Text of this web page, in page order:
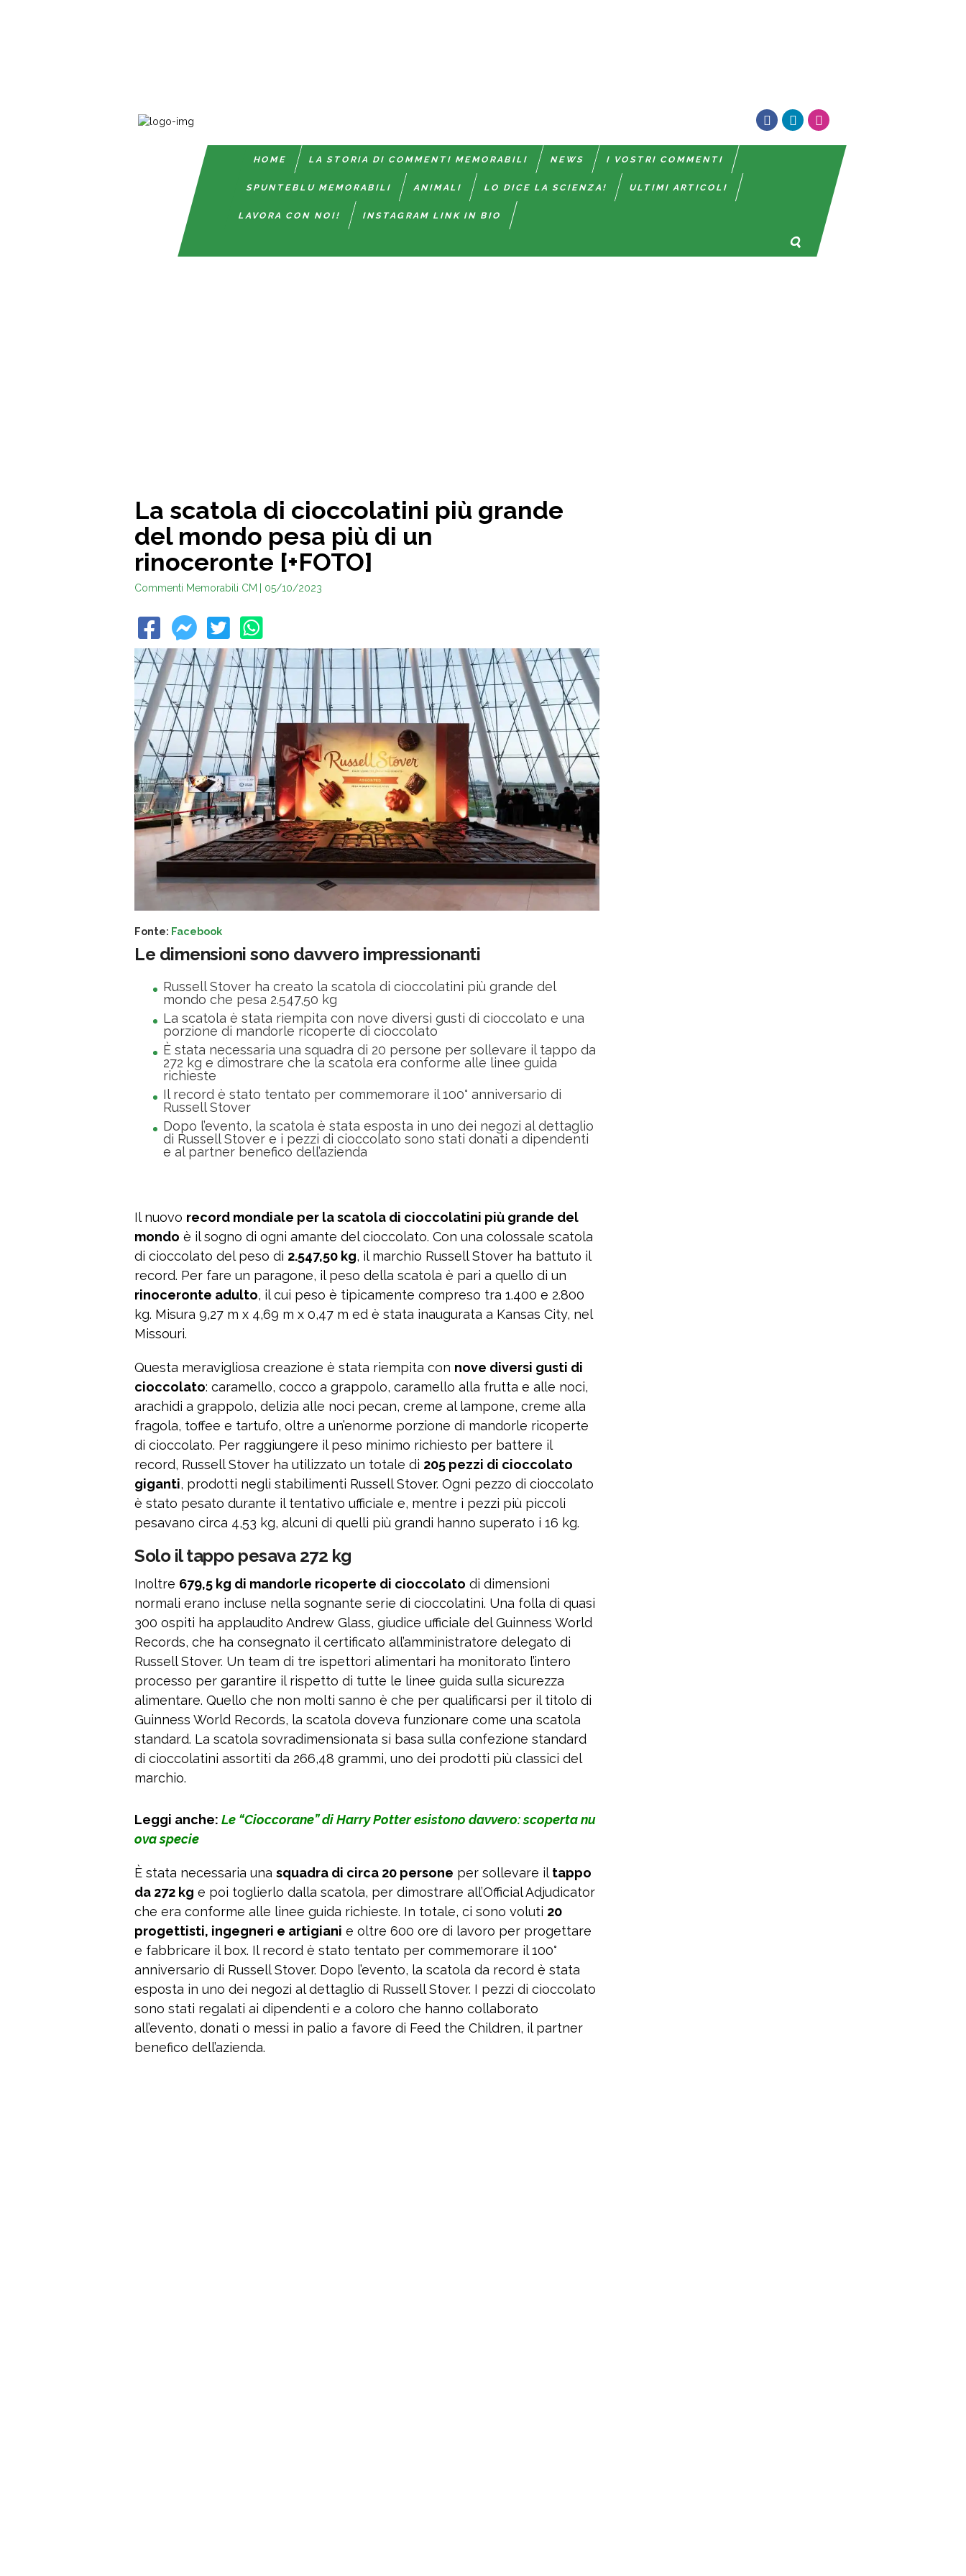
HOME LA STORIA DI COMMENTI MEMORABILI NEWS I VOSTRI COMMENTI
SPUNTEBLU MEMORABILI ANIMALI LO DICE LA SCIENZA! ULTIMI ARTICOLI
LAVORA CON NOI! INSTAGRAM LINK IN BIO
La scatola di cioccolatini più grande
del mondo pesa più di un
rinoceronte [+FOTO]
Commenti Memorabili CM | 05/10/2023
Fonte: Facebook
Le dimensioni sono davvero impressionanti
Russell Stover ha creato la scatola di cioccolatini più grande del
mondo che pesa 2.547,50 kg
La scatola è stata riempita con nove diversi gusti di cioccolato e una
porzione di mandorle ricoperte di cioccolato
È stata necessaria una squadra di 20 persone per sollevare il tappo da
272 kg e dimostrare che la scatola era conforme alle linee guida
richieste
Il record è stato tentato per commemorare il 100° anniversario di
Russell Stover
Dopo l’evento, la scatola è stata esposta in uno dei negozi al dettaglio
di Russell Stover e i pezzi di cioccolato sono stati donati a dipendenti
e al partner benefico dell’azienda
Il nuovo record mondiale per la scatola di cioccolatini più grande del
mondo è il sogno di ogni amante del cioccolato. Con una colossale scatola
di cioccolato del peso di 2.547,50 kg, il marchio Russell Stover ha battuto il
record. Per fare un paragone, il peso della scatola è pari a quello di un
rinoceronte adulto, il cui peso è tipicamente compreso tra 1.400 e 2.800
kg. Misura 9,27 m x 4,69 m x 0,47 m ed è stata inaugurata a Kansas City, nel
Missouri.
Questa meravigliosa creazione è stata riempita con nove diversi gusti di
cioccolato: caramello, cocco a grappolo, caramello alla frutta e alle noci,
arachidi a grappolo, delizia alle noci pecan, creme al lampone, creme alla
fragola, toffee e tartufo, oltre a un’enorme porzione di mandorle ricoperte
di cioccolato. Per raggiungere il peso minimo richiesto per battere il
record, Russell Stover ha utilizzato un totale di 205 pezzi di cioccolato
giganti, prodotti negli stabilimenti Russell Stover. Ogni pezzo di cioccolato
è stato pesato durante il tentativo ufficiale e, mentre i pezzi più piccoli
pesavano circa 4,53 kg, alcuni di quelli più grandi hanno superato i 16 kg.
Solo il tappo pesava 272 kg
Inoltre 679,5 kg di mandorle ricoperte di cioccolato di dimensioni
normali erano incluse nella sognante serie di cioccolatini. Una folla di quasi
300 ospiti ha applaudito Andrew Glass, giudice ufficiale del Guinness World
Records, che ha consegnato il certificato all’amministratore delegato di
Russell Stover. Un team di tre ispettori alimentari ha monitorato l’intero
processo per garantire il rispetto di tutte le linee guida sulla sicurezza
alimentare. Quello che non molti sanno è che per qualificarsi per il titolo di
Guinness World Records, la scatola doveva funzionare come una scatola
standard. La scatola sovradimensionata si basa sulla confezione standard
di cioccolatini assortiti da 266,48 grammi, uno dei prodotti più classici del
marchio.
Leggi anche: Le “Cioccorane” di Harry Potter esistono davvero: scoperta nu
ova specie
È stata necessaria una squadra di circa 20 persone per sollevare iltappo
da 272 kg e poi toglierlo dalla scatola, per dimostrare all’Official Adjudicator
che era conforme alle linee guida richieste. In totale, ci sono voluti 20
progettisti, ingegneri e artigiani e oltre 600 ore di lavoro per progettare
e fabbricare il box. Il record è stato tentato per commemorare il 100°
anniversario di Russell Stover. Dopo l’evento, la scatola da record è stata
esposta in uno dei negozi al dettaglio di Russell Stover. I pezzi di cioccolato
sono stati regalati ai dipendenti e a coloro che hanno collaborato
all’evento, donati o messi in palio a favore di Feed the Children, il partner
benefico dell’azienda.